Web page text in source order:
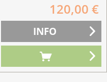
120,00 €
INFO